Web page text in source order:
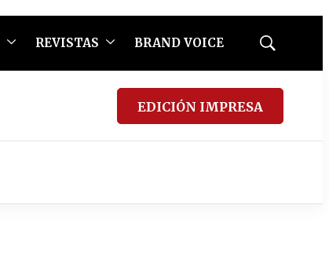
REVISTAS BRAND VOICE
Mostrar
EDICIÓN IMPRESA